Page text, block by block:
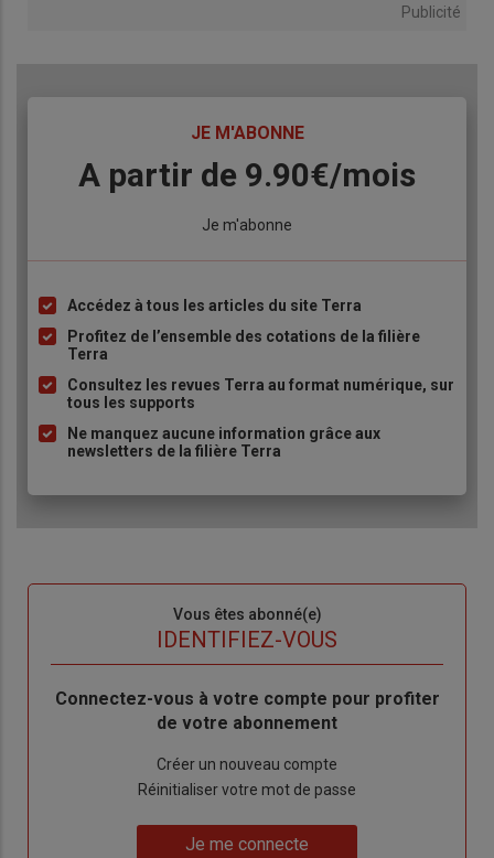
Publicité
JE M'ABONNE
Body
A partir de 9.90€/mois
Je m'abonne
Liste
à
puce
Accédez à tous les articles du site Terra
Profitez de l’ensemble des cotations de la filière
Terra
Consultez les revues Terra au format numérique, sur
tous les supports
Ne manquez aucune information grâce aux
newsletters de la filière Terra
Vous êtes abonné(e)
IDENTIFIEZ-VOUS
Body
Connectez-vous à votre compte pour profiter
de votre abonnement
Créer un nouveau compte
Réinitialiser votre mot de passe
Je me connecte